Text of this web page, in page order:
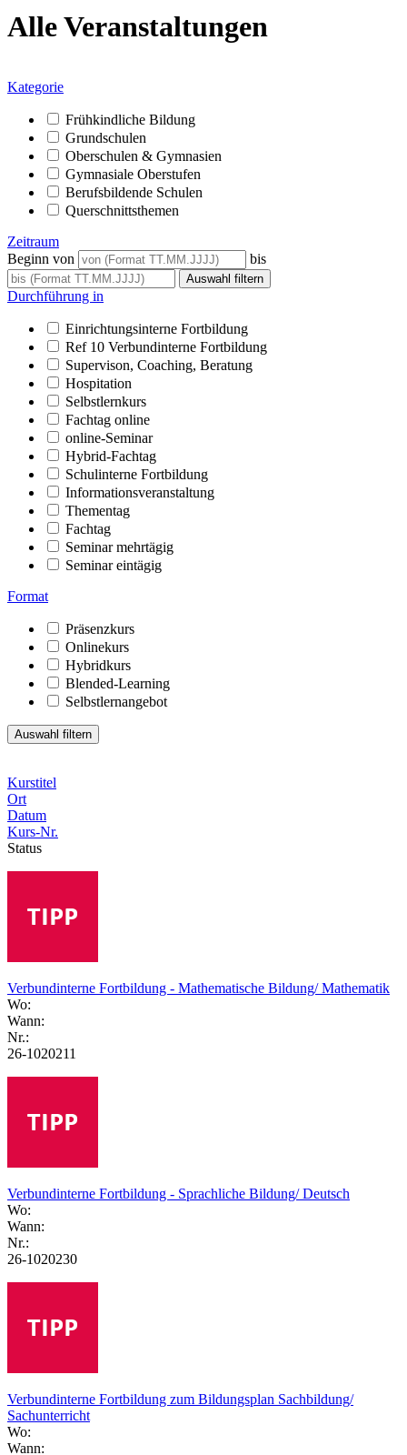
Alle Veranstaltungen
Kategorie
Frühkindliche Bildung
Grundschulen
Oberschulen & Gymnasien
Gymnasiale Oberstufen
Berufsbildende Schulen
Querschnittsthemen
Zeitraum
Beginn von
bis
Durchführung in
Einrichtungsinterne Fortbildung
Ref 10 Verbundinterne Fortbildung
Supervison, Coaching, Beratung
Hospitation
Selbstlernkurs
Fachtag online
online-Seminar
Hybrid-Fachtag
Schulinterne Fortbildung
Informationsveranstaltung
Thementag
Fachtag
Seminar mehrtägig
Seminar eintägig
Format
Präsenzkurs
Onlinekurs
Hybridkurs
Blended-Learning
Selbstlernangebot
Kurstitel
Ort
Datum
Kurs-Nr.
Status
Verbundinterne Fortbildung - Mathematische Bildung/ Mathematik
Wo:
Wann:
Nr.:
26-1020211
Verbundinterne Fortbildung - Sprachliche Bildung/ Deutsch
Wo:
Wann:
Nr.:
26-1020230
Verbundinterne Fortbildung zum Bildungsplan Sachbildung/
Sachunterricht
Wo:
Wann: